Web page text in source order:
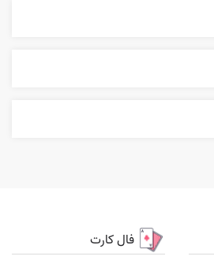
فال کارت